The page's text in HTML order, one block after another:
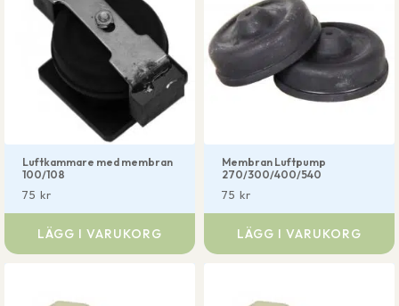
Luftkammare med membran
100/108
75 kr
LÄGG I VARUKORG
Membran Luftpump
270/300/400/540
75 kr
LÄGG I VARUKORG